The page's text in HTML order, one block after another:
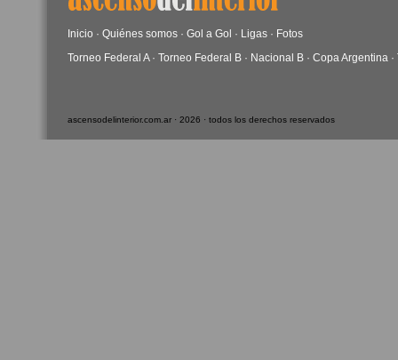
Inicio · Quiénes somos · Gol a Gol · Ligas · Fotos
Torneo Federal A· Torneo Federal B · Nacional B · Copa Argentina ·
ascensodelinterior.com.ar · 2026 · todos los derechos reservados